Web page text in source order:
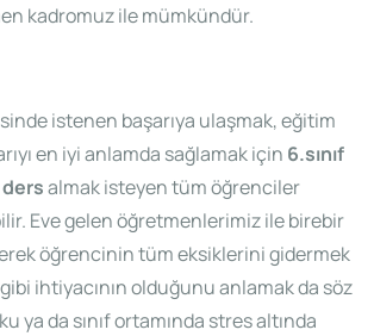
kadromuz ile mümkündür.
istenen başarıya ulaşmak, eğitim
en iyi anlamda sağlamak için 6.sınıf
almak isteyen tüm öğrenciler
Eve gelen öğretmenlerimiz ile birebir
öğrencinin tüm eksiklerini gidermek
ihtiyacının olduğunu anlamak da söz
ya da sınıf ortamında stres altında